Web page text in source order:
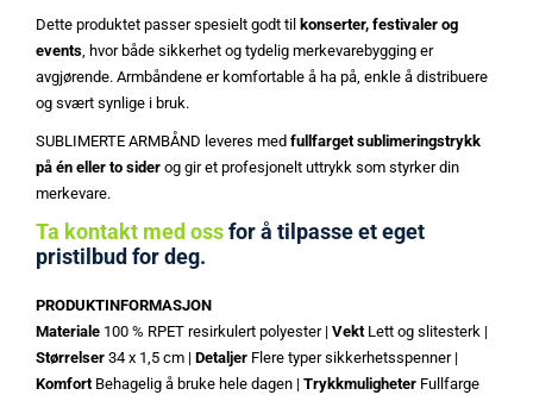
Dette produktet passer spesielt godt til konserter, festivaler og
events, hvor både sikkerhet og tydelig merkevarebygging er
avgjørende. Armbåndene er komfortable å ha på, enkle å distribuere
og svært synlige i bruk.
SUBLIMERTE ARMBÅND leveres med fullfarget sublimeringstrykk
på én eller to sider og gir et profesjonelt uttrykk som styrker din
merkevare.
Ta kontakt med ossfor å tilpasse et eget
pristilbud for deg.
PRODUKTINFORMASJON
Materiale 100 % RPET resirkulert polyester | VektLett og slitesterk |
Størrelser 34 x 1,5 cm | Detaljer Flere typer sikkerhetsspenner |
KomfortBehagelig å bruke hele dagen | Trykkmuligheter Fullfarge